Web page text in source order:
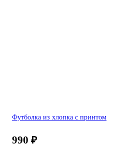
Футболка из хлопка с принтом
990 ₽